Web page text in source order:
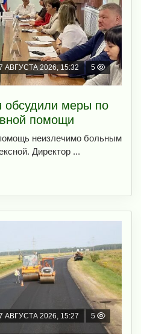
АВГУСТА 2026, 15:32 5
обсудили меры по
помощи
неизлечимо больным
Директор ...
АВГУСТА 2026, 15:27 5